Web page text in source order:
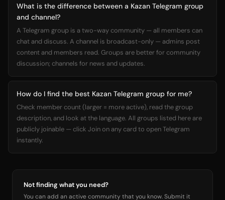
What is the difference between a Kazan Telegram group
and channel?
A Telegram group is a two-way community — all members can
chat and discuss. A channel is broadcast-only — admins post
content and members read. Groups are better for community
discussion; channels for news and updates.
How do I find the best Kazan Telegram group for me?
Check member count (larger = more active), read the group
description, and look at the language. All groups listed here are
publicly joinable — click Join on any card to open Telegram
instantly.
Not finding what you need?
You can add an active community that you know. Submit it